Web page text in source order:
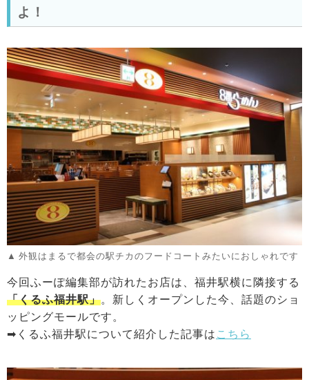
よ！
外観はまるで都会の駅チカのフードコートみたいにおしゃれです
今回ふーぽ編集部が訪れたお店は、福井駅横に隣接する
「くるふ福井駅」。新しくオープンした今、話題のショ
ッピングモールです。
➡くるふ福井駅について紹介した記事は こちら